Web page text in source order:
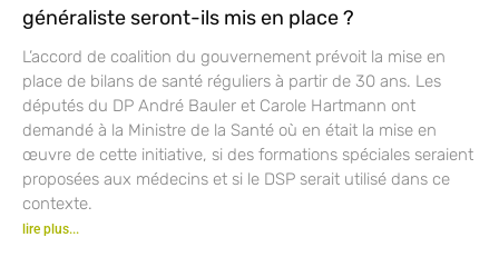
généraliste seront-ils mis en place ?
L’accord de coalition du gouvernement prévoit la mise en
place de bilans de santé réguliers à partir de 30 ans. Les
députés du DP André Bauler et Carole Hartmann ont
demandé à la Ministre de la Santé où en était la mise en
œuvre de cette initiative, si des formations spéciales seraient
proposées aux médecins et si le DSP serait utilisé dans ce
contexte.
lire plus...